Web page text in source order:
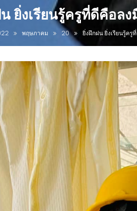
ยิ่งเรียนรู้ครูที่ดีคือล
พฤษภาคม 20 ยิ่งฝึกฝน ยิ่งเรียนรู้ครู